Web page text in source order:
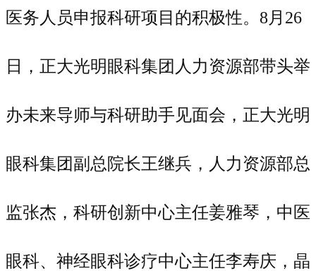
医务人员申报科研项目的积极性。8月26
日，正大光明眼科集团人力资源部带头举
办未来导师与科研助手见面会，正大光明
眼科集团副总院长王继兵，人力资源部总
监张杰，科研创新中心主任姜雅琴，中医
眼科、神经眼科诊疗中心主任李寿庆，晶